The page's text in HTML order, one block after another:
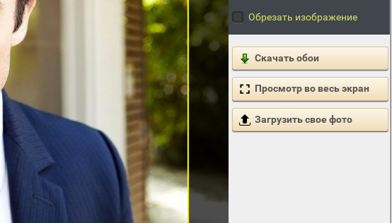
Обрезать изображение
Скачать обои
Просмотр во весь экран
Загрузить свое фото